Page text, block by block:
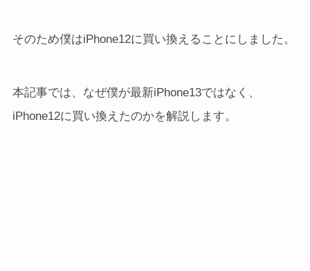
そのため僕はiPhone12に買い換えることにしました。
本記事では、なぜ僕が最新iPhone13ではなく、
iPhone12に買い換えたのかを解説します。